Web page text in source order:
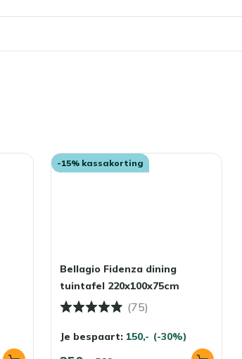
-15% kassakorting
Bellagio Fidenza dining
tuintafel 220x100x75cm
(75)
Je bespaart: 150,- (-30%)